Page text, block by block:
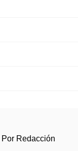
Por Redacción